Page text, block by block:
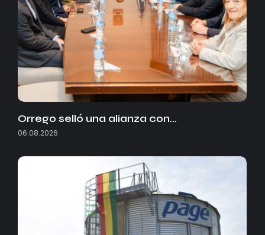
Orrego selló una alianza con…
06.08.2026